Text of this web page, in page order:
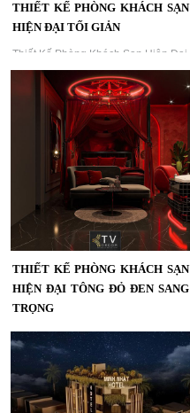
THIẾT KẾ PHÒNG KHÁCH SẠN
HIỆN ĐẠI TỐI GIẢN
Thiết Kế Phòng Khách Sạn Hiện Đại
Tối Giản – Không Gian Nghỉ Dưỡng
Ấm Áp & Tinh Tế | KTV GROUP...
THIẾT KẾ PHÒNG KHÁCH SẠN
HIỆN ĐẠI TÔNG ĐỎ ĐEN SANG
TRỌNG
Thiết kế phòng khách sạn cao cấp
tông đỏ đen hiện đại, kết hợp ánh
sáng ấm áp và nội thất sang trọng...